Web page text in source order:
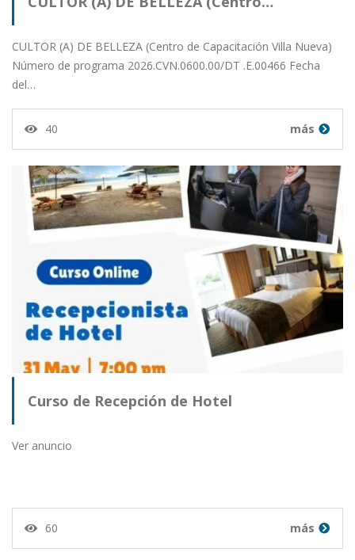
CULTOR (A) DE BELLEZA (Centro de Capacitación Villa Nueva)
Número de programa 2026.CVN.0600.00/DT .E.00466 Fecha
del…
40 más
Curso de Recepción de Hotel
Ver anuncio
60 más